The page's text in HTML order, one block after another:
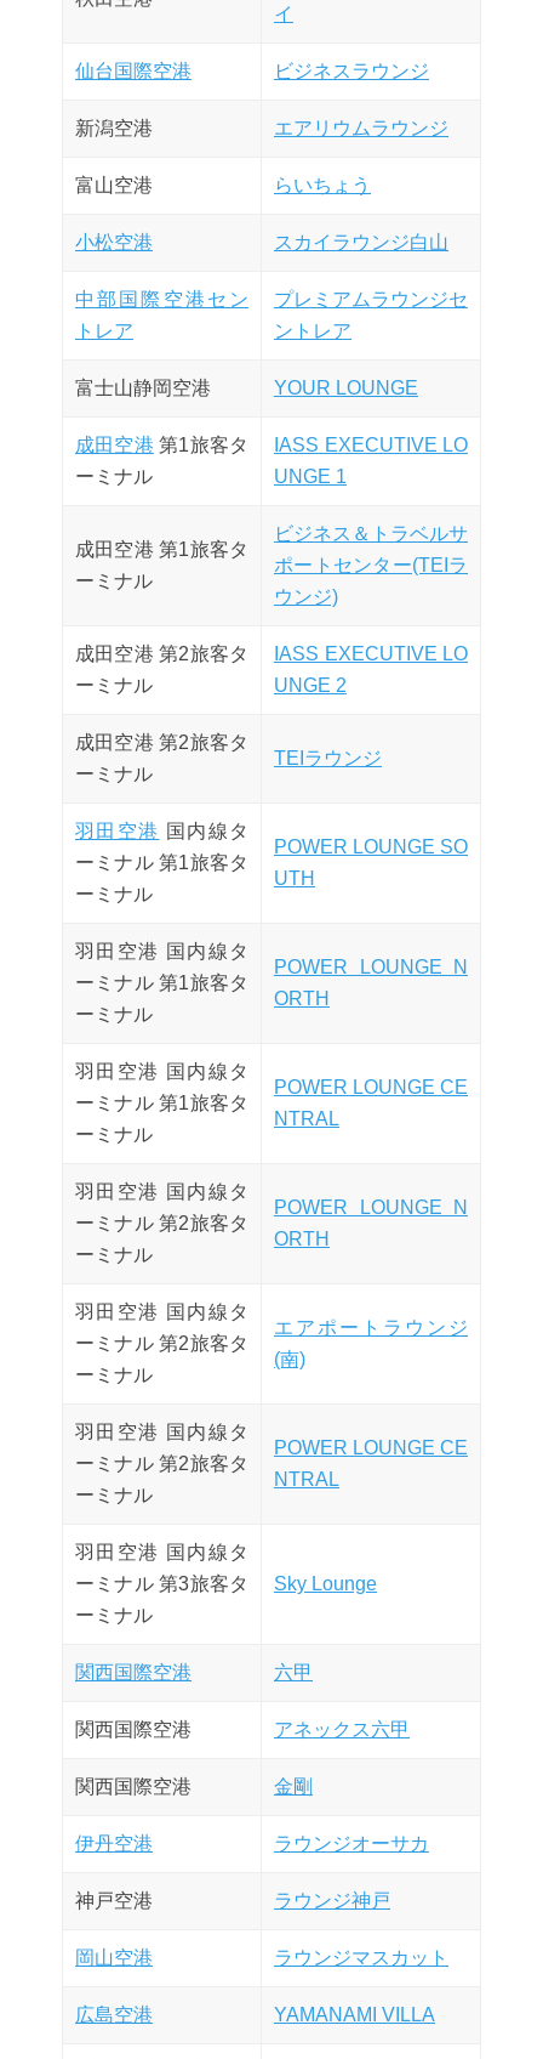
イ
仙台国際空港 ビジネスラウンジ
新潟空港 エアリウムラウンジ
富山空港 らいちょう
小松空港 スカイラウンジ白山
中部国際空港セン
トレア
プレミアムラウンジセ
ントレア
富士山静岡空港 YOUR LOUNGE
成田空港 第1旅客タ
ーミナル
IASS EXECUTIVE LO
UNGE 1
成田空港 第1旅客タ
ーミナル
ビジネス＆トラベルサ
ポートセンター(TEIラ
ウンジ)
成田空港 第2旅客タ
ーミナル
IASS EXECUTIVE LO
UNGE 2
成田空港 第2旅客タ
ーミナル
TEIラウンジ
羽田空港 国内線タ
ーミナル 第1旅客タ
ーミナル
POWER LOUNGE SO
UTH
羽田空港 国内線タ
ーミナル 第1旅客タ
ーミナル
POWER LOUNGE N
ORTH
羽田空港 国内線タ
ーミナル 第1旅客タ
ーミナル
POWER LOUNGE CE
NTRAL
羽田空港 国内線タ
ーミナル 第2旅客タ
ーミナル
POWER LOUNGE N
ORTH
羽田空港 国内線タ
ーミナル 第2旅客タ
ーミナル
エアポートラウンジ
(南)
羽田空港 国内線タ
ーミナル 第2旅客タ
ーミナル
POWER LOUNGE CE
NTRAL
羽田空港 国内線タ
ーミナル 第3旅客タ
ーミナル
Sky Lounge
関西国際空港 六甲
関西国際空港 アネックス六甲
関西国際空港 金剛
伊丹空港 ラウンジオーサカ
神戸空港 ラウンジ神戸
岡山空港 ラウンジマスカット
広島空港 YAMANAMI VILLA